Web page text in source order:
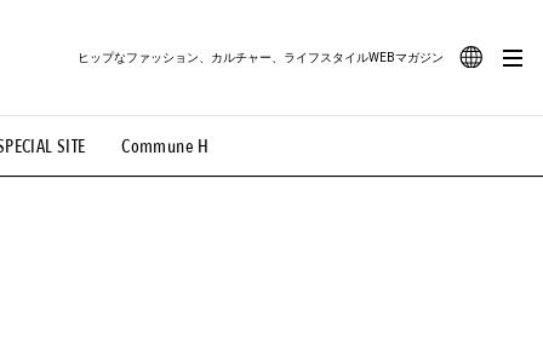
SITE Commune H
ヒップなファッション、カルチャー、ライフスタイルWEBマガジン
地裏てぃーん。 #MONTHLY JOURNAL
#LIFESTYLE #SNEAKER #OUTDOOR